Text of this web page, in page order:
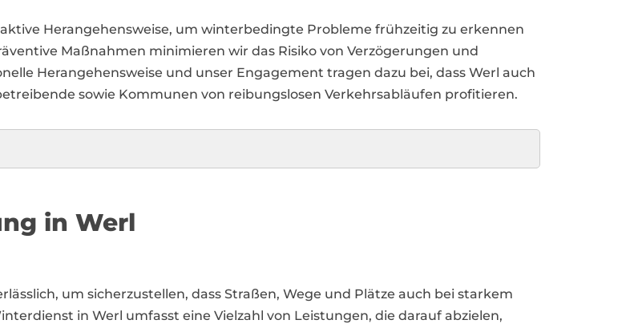
Herangehensweise, um winterbedingte Probleme frühzeitig zu erkennen
Maßnahmen minimieren wir das Risiko von Verzögerungen und
Herangehensweise und unser Engagement tragen dazu bei, dass Werl auch
sowie Kommunen von reibungslosen Verkehrsabläufen profitieren.
in Werl
um sicherzustellen, dass Straßen, Wege und Plätze auch bei starkem
in Werl umfasst eine Vielzahl von Leistungen, die darauf abzielen,